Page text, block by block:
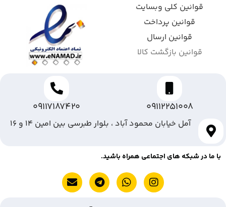
قوانین کلی وبسایت
قوانین پرداخت
قوانین ارسال
قوانین بازگشت کالا
09112251008
09117187420
آمل خیابان محمود آباد ، بلوار طبرسی بین امین ۱۴ و ۱۶
با ما در شبکه های اجتماعی همراه باشید.